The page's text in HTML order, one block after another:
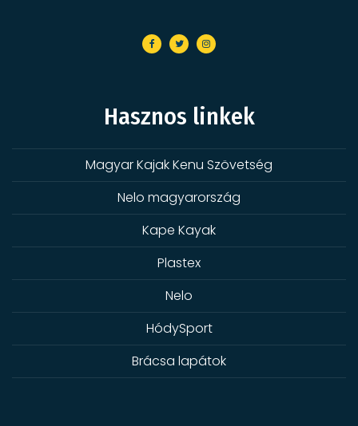
Hasznos linkek
Magyar Kajak Kenu Szövetség
Nelo magyarország
Kape Kayak
Plastex
Nelo
HódySport
Brácsa lapátok